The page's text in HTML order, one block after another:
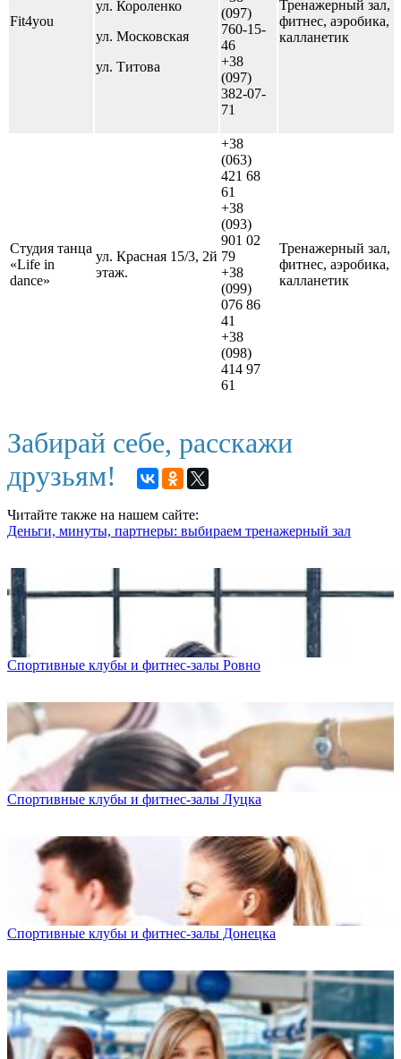
Fit4you
ул. Короленко
ул. Московская
ул. Титова
(097)
760-15-
46
+38
(097)
382-07-
71
Тренажерный зал,
фитнес, аэробика,
калланетик
Студия танца
«Life in
dance»
ул. Красная 15/3, 2й
этаж.
+38
(063)
421 68
61
+38
(093)
901 02
79
+38
(099)
076 86
41
+38
(098)
414 97
61
Тренажерный зал,
фитнес, аэробика,
калланетик
Забирай себе, расскажи
друзьям!
Читайте также на нашем сайте:
Деньги, минуты, партнеры: выбираем тренажерный зал
Спортивные клубы и фитнес-залы Ровно
Спортивные клубы и фитнес-залы Луцка
Cпортивные клубы и фитнес-залы Донецка